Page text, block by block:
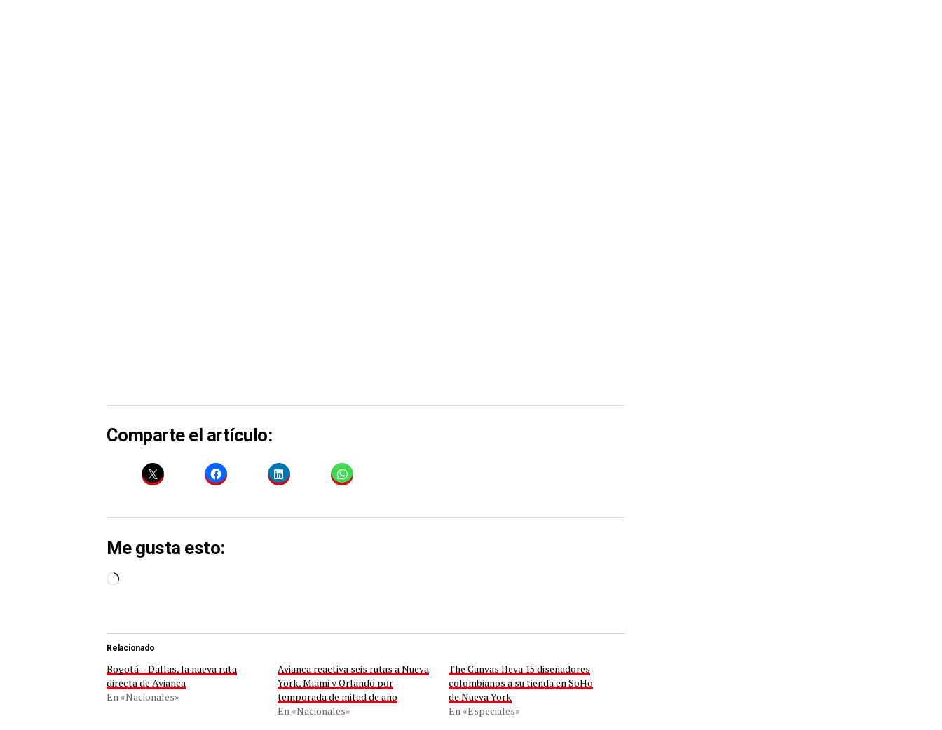
Comparte el artículo:
Me gusta esto:
Cargando...
Relacionado
Bogotá – Dallas, la nueva ruta
directa de Avianca
En «Nacionales»
Avianca reactiva seis rutas a Nueva
York, Miami y Orlando por
temporada de mitad de año
En «Nacionales»
The Canvas lleva 15 diseñadores
colombianos a su tienda en SoHo
de Nueva York
En «Especiales»